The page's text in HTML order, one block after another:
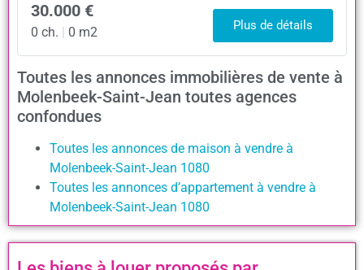
30.000 €
0 ch. | 0 m2 Plus de détails
Toutes les annonces immobilières de vente à
Molenbeek-Saint-Jean toutes agences
confondues
Toutes les annonces de maison à vendre à
Molenbeek-Saint-Jean 1080
Toutes les annonces d’appartement à vendre à
Molenbeek-Saint-Jean 1080